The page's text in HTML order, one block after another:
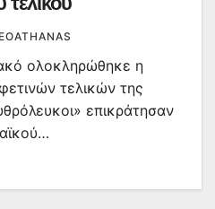
ολοκληρώθηκε η
τελικών της
επικράτησαν